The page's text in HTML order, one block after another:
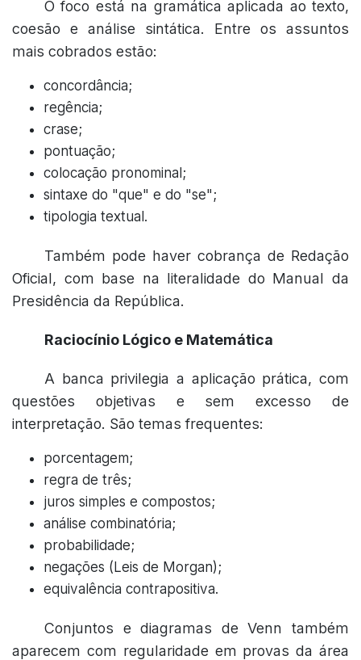
O foco está na gramática aplicada ao texto,
coesão e análise sintática. Entre os assuntos
mais cobrados estão:
concordância;
regência;
crase;
pontuação;
colocação pronominal;
sintaxe do "que" e do "se";
tipologia textual.
Também pode haver cobrança de Redação
Oficial, com base na literalidade do Manual da
Presidência da República.
Raciocínio Lógico e Matemática
A banca privilegia a aplicação prática, com
questões objetivas e sem excesso de
interpretação. São temas frequentes:
porcentagem;
regra de três;
juros simples e compostos;
análise combinatória;
probabilidade;
negações (Leis de Morgan);
equivalência contrapositiva.
Conjuntos e diagramas de Venn também
aparecem com regularidade em provas da área